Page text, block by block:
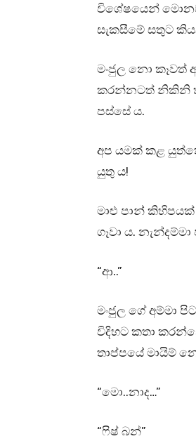
විශේෂයෙන්
සැකසීමේ සතුට
මංජුල නො කෑවත්
කරන්නටත් නිකිනි
පස්සේ ය.
අප යමක් කළ
යුතු ය!
මාළු පාන් කිහිපයක්
ගෑවා ය.
“ආ..”
මංජුල ගේ අම්මා
විදිහට කතා
තාප්පයේ මායිම්
“මො..නාද…”
“ෆිෂ් බන්”